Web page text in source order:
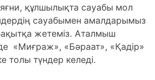
құлшылықта сауабы мол
сауабымен амалдарымыз
жетеміз. Аталмыш
«Миғраж», «Бәраат», «Қадір»
толы түндер келеді.